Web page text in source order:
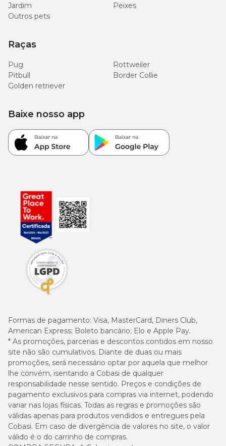
Jardim
Peixes
Outros pets
Raças
Pug
Rottweiler
Pitbull
Border Collie
Golden retriever
Formas de pagamento: Visa, MasterCard, Diners Club,
American Express; Boleto bancário; Elo e Apple Pay.
* As promoções, parcerias e descontos contidos em nosso
site não são cumulativos. Diante de duas ou mais
promoções, será necessário optar por aquela que melhor
lhe convém, isentando a Cobasi de qualquer
responsabilidade nesse sentido. Preços e condições de
pagamento exclusivos para compras via internet, podendo
variar nas lojas físicas. Todas as regras e promoções são
válidas apenas para produtos vendidos e entregues pela
Cobasi. Em caso de divergência de valores no site, o valor
válido é o do carrinho de compras.
Baixe nosso app